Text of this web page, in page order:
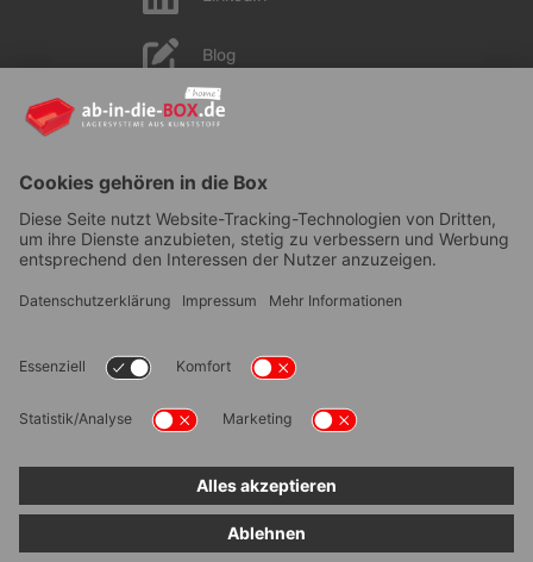
Blog
YouTube
Bestellvorgang|Impressum|Information zur
Barrierefreiheit